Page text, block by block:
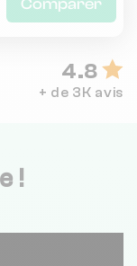
Comparer
4.8
+ de 3K avis
!